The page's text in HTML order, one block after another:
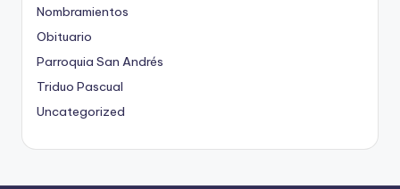
Nombramientos
Obituario
Parroquia San Andrés
Triduo Pascual
Uncategorized